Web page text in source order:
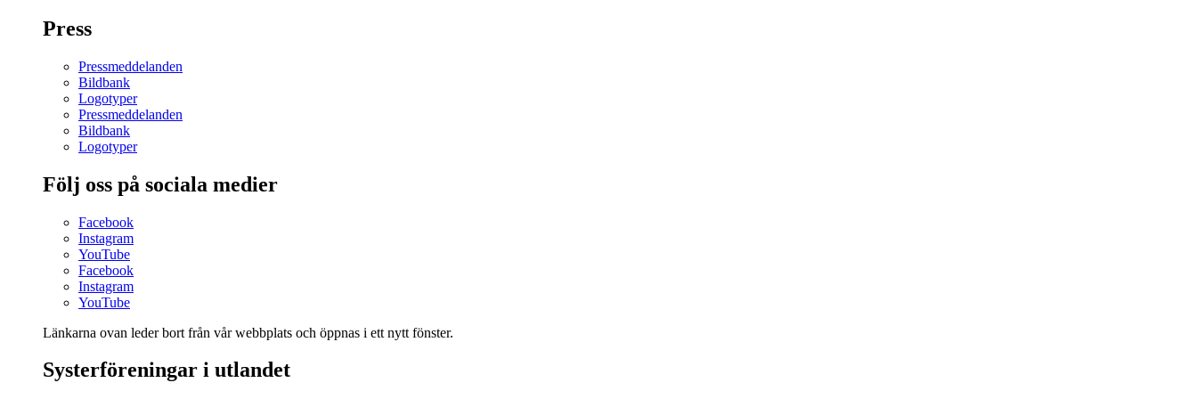
Press
Pressmeddelanden
Bildbank
Logotyper
Pressmeddelanden
Bildbank
Logotyper
Följ oss på sociala medier
Facebook
Instagram
YouTube
Facebook
Instagram
YouTube
Länkarna ovan leder bort från vår webbplats och öppnas i ett nytt fönster.
Systerföreningar i utlandet